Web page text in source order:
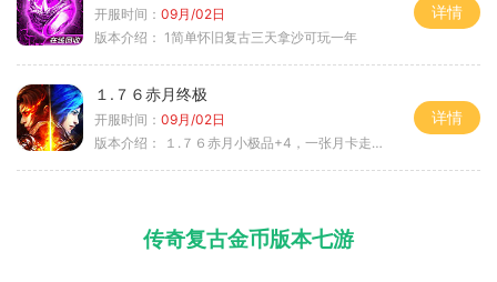
开服时间： 09月/02日
版本介绍： 1简单怀旧复古三天拿沙可玩一年
详情
１.７６赤月终极
开服时间： 09月/02日
版本介绍：
１.７６赤月小极品+4，一张月卡走天涯a
详情
传奇复古金币版本七游